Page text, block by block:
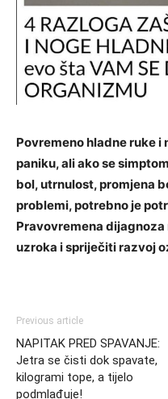
Povremeno hladne ruke i
paniku, ali ako se
bol, utrnulost, promjena
problemi, potrebno je
Pravovremena
uzroka i spriječiti razvoj
Previous article
NAPITAK PRED SPAVANJE:
Jetra se čisti dok spavate,
kilogrami tope, a tijelo
podmlađuje!